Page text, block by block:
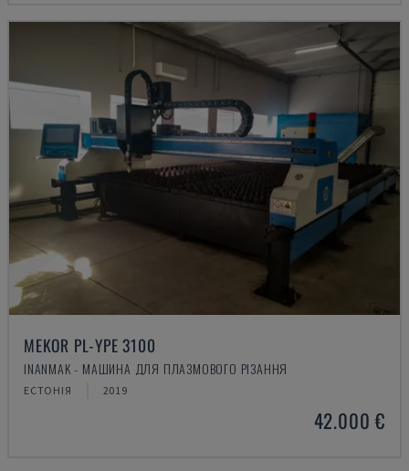
MEKOR PL-YPE 3100
INANMAK - МАШИНА ДЛЯ ПЛАЗМОВОГО РІЗАННЯ
ЕСТОНІЯ 2019
42.000 €